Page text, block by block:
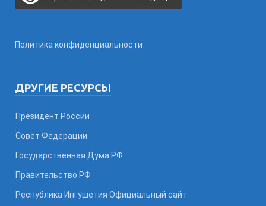
Политика конфиденциальности
ДРУГИЕ РЕСУРСЫ
Президент России
Совет Федерации
Государственная Дума РФ
Правительство РФ
Республика Ингушетия Официальный сайт